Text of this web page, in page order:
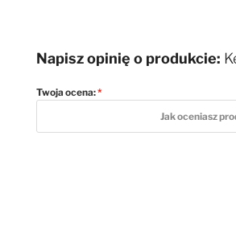
Napisz opinię o produkcie:
Twoja ocena:
Jak oceniasz
5 stars